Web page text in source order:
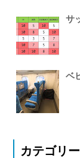
サ
ベ
カテゴリー